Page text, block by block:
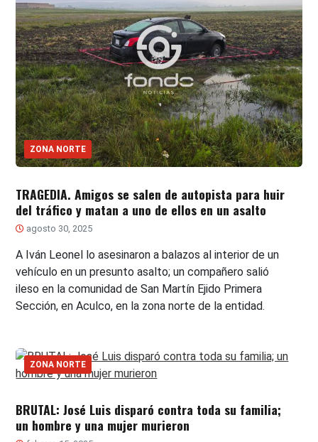
ZONA NORTE
TRAGEDIA. Amigos se salen de autopista para huir
del tráfico y matan a uno de ellos en un asalto
agosto 30, 2025
A Iván Leonel lo asesinaron a balazos al interior de un
vehículo en un presunto asalto; un compañero salió
ileso en la comunidad de San Martín Ejido Primera
Sección, en Aculco, en la zona norte de la entidad.
ZONA NORTE
BRUTAL: José Luis disparó contra toda su familia;
un hombre y una mujer murieron